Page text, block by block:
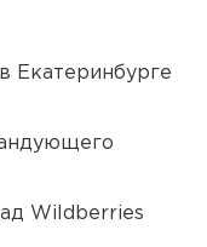
Екатеринбурге
Wildberries